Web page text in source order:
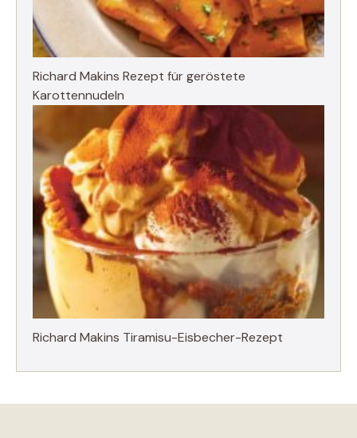
Richard Makins Rezept für geröstete
Karottennudeln
Richard Makins Tiramisu-Eisbecher-Rezept